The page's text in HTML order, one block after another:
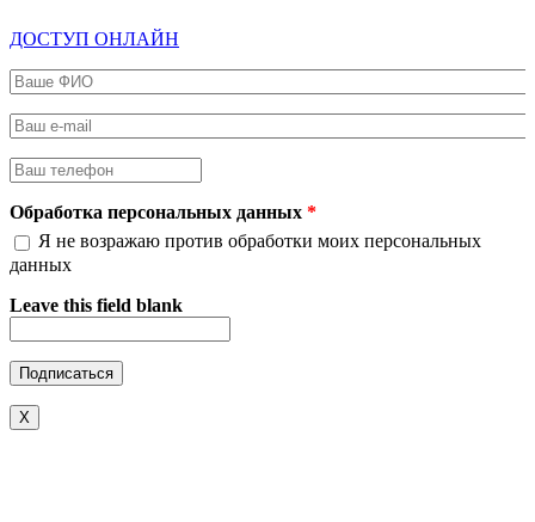
ДОСТУП ОНЛАЙН
Ваше ФИО
Ваш e-mail
Ваш телефон
Обработка персональных данных *
Я не возражаю против обработки моих персональных
данных
Leave this field blank
X